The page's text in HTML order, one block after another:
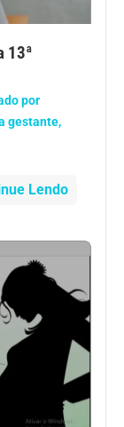
13ª
por
gestante,
Lendo